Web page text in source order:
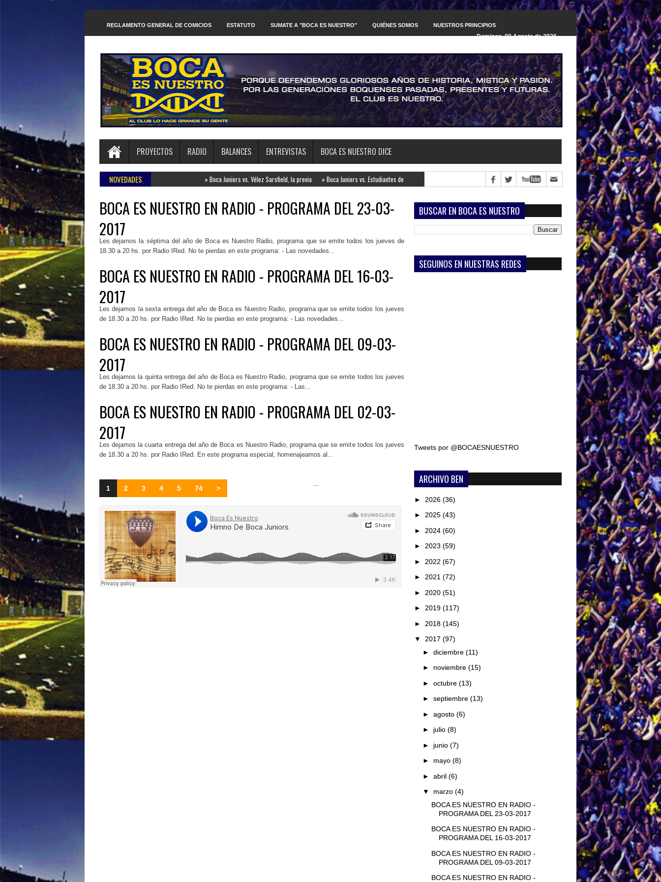
REGLAMENTO GENERAL DE COMICIOS ESTATUTO SUMATE A "BOCA ES NUESTRO" QUIÉNES SOMOS NUESTROS PRINCIPIOS
Domingo, 09 Agosto de 2026
PROYECTOS RADIO BALANCES ENTREVISTAS BOCA ES NUESTRO DICE
NOVEDADES Boca Juniors vs. Vélez Sarsfield, la previa »Boca Juniors vs. Estudiantes de la Plata, la previa Newell's Old Boys vs. Boca Juniors, la previa O'Higgins vs. Boca Juniors, la previa
BOCA ES NUESTRO EN RADIO - PROGRAMA DEL 23-03-
2017
Les dejamos la séptima del año de Boca es Nuestro Radio, programa que se emite todos los jueves de
18.30 a 20 hs. por Radio IRed. No te pierdas en este programa: - Las novedades...
BOCA ES NUESTRO EN RADIO - PROGRAMA DEL 16-03-
2017
Les dejamos la sexta entrega del año de Boca es Nuestro Radio, programa que se emite todos los jueves
de 18.30 a 20 hs. por Radio IRed. No te pierdas en este programa: - Las novedades...
BOCA ES NUESTRO EN RADIO - PROGRAMA DEL 09-03-
2017
Les dejamos la quinta entrega del año de Boca es Nuestro Radio, programa que se emite todos los jueves
de 18.30 a 20 hs. por Radio IRed. No te pierdas en este programa: - Las...
BOCA ES NUESTRO EN RADIO - PROGRAMA DEL 02-03-
2017
Les dejamos la cuarta entrega del año de Boca es Nuestro Radio, programa que se emite todos los jueves
de 18.30 a 20 hs. por Radio IRed. En este programa especial, homenajeamos al...
1 2 3 4 5 74 >
BUSCAR EN BOCA ES NUESTRO
SEGUINOS EN NUESTRAS REDES
Tweets por @BOCAESNUESTRO
ARCHIVO BEN
► 2026 (36)
► 2025 (43)
► 2024 (60)
► 2023 (59)
► 2022 (67)
► 2021 (72)
► 2020 (51)
► 2019 (117)
► 2018 (145)
▼ 2017 (97)
► diciembre (11)
► noviembre (15)
► octubre (13)
► septiembre (13)
► agosto (6)
► julio (8)
► junio (7)
► mayo (8)
► abril (6)
▼ marzo (4)
BOCA ES NUESTRO EN RADIO -
PROGRAMA DEL 23-03-2017
BOCA ES NUESTRO EN RADIO -
PROGRAMA DEL 16-03-2017
BOCA ES NUESTRO EN RADIO -
PROGRAMA DEL 09-03-2017
BOCA ES NUESTRO EN RADIO -